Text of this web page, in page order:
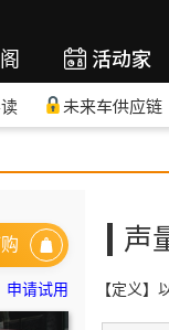
活动家
未来车供应链
申请试用
声
【定义